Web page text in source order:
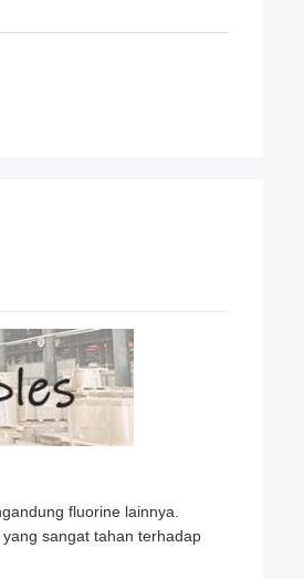
fluorine lainnya.
sangat tahan terhadap